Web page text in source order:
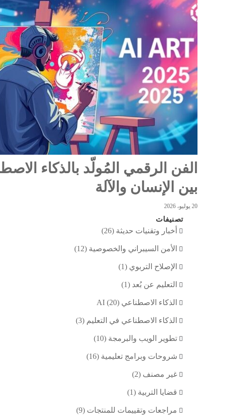
الفن الرقمي المُولّد بالذكاء
بين الإنسان والآلة
20 يوليو، 2026
تصنيفات
أخبار وتقنيات حديثة (26)
الأمن السيبراني والخصوصية (12)
الإصلاح التربوي (1)
التعليم عن بُعد (1)
الذكاء الاصطناعي AI (20)
الذكاء الاصطناعي في التعليم (3)
تطوير الويب والبرمجة (10)
شروحات وبرامج تعليمية (16)
غير مصنف (2)
قضايا التربية (1)
مراجعات وتقييمات للمنتجات (9)